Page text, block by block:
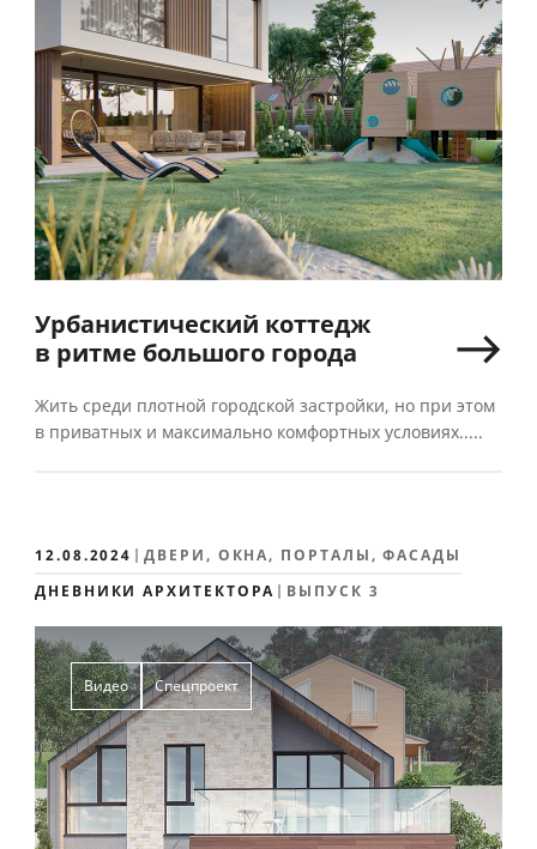
Урбанистический коттедж
в ритме большого города
Жить среди плотной городской застройки, но при этом
в приватных и максимально комфортных условиях.....
12.08.2024
ДВЕРИ, ОКНА, ПОРТАЛЫ, ФАСАДЫ
ДНЕВНИКИ АРХИТЕКТОРА
ВЫПУСК 3
Видео Спецпроект